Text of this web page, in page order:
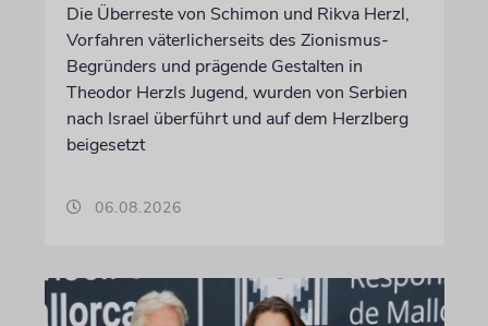
Die Überreste von Schimon und Rikva Herzl,
Vorfahren väterlicherseits des Zionismus-
Begründers und prägende Gestalten in
Theodor Herzls Jugend, wurden von Serbien
nach Israel überführt und auf dem Herzlberg
beigesetzt
06.08.2026